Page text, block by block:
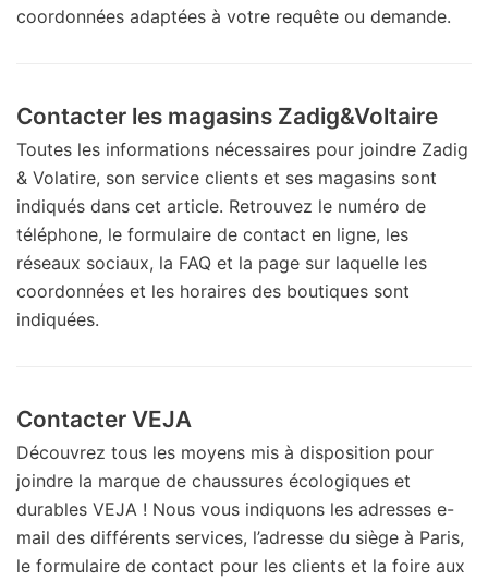
coordonnées adaptées à votre requête ou demande.
Contacter les magasins Zadig&Voltaire
Toutes les informations nécessaires pour joindre Zadig
& Volatire, son service clients et ses magasins sont
indiqués dans cet article. Retrouvez le numéro de
téléphone, le formulaire de contact en ligne, les
réseaux sociaux, la FAQ et la page sur laquelle les
coordonnées et les horaires des boutiques sont
indiquées.
Contacter VEJA
Découvrez tous les moyens mis à disposition pour
joindre la marque de chaussures écologiques et
durables VEJA ! Nous vous indiquons les adresses e-
mail des différents services, l’adresse du siège à Paris,
le formulaire de contact pour les clients et la foire aux